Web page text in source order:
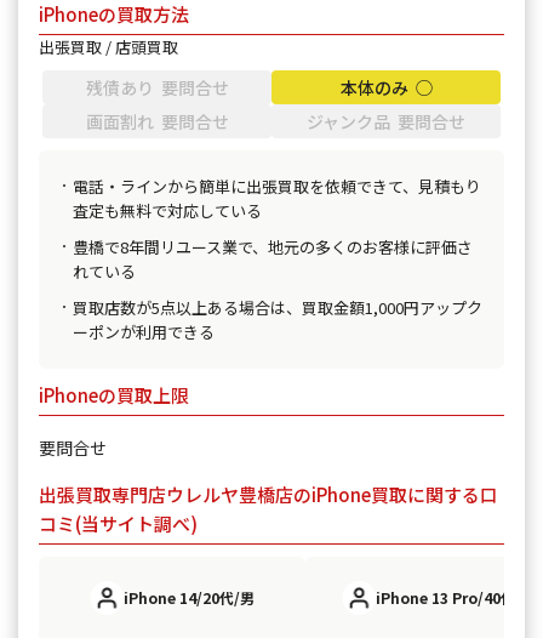
iPhoneの買取方法
出張買取 / 店頭買取
残債あり 要問合せ
本体のみ ◯
画面割れ 要問合せ
ジャンク品 要問合せ
電話・ラインから簡単に出張買取を依頼できて、見積もり
査定も無料で対応している
豊橋で8年間リユース業で、地元の多くのお客様に評価さ
れている
買取店数が5点以上ある場合は、買取金額1,000円アップク
ーポンが利用できる
iPhoneの買取上限
要問合せ
出張買取専門店ウレルヤ豊橋店のiPhone買取に関する口
コミ(当サイト調べ)
iPhone 14/20代/男 iPhone 13 Pro/40代/女